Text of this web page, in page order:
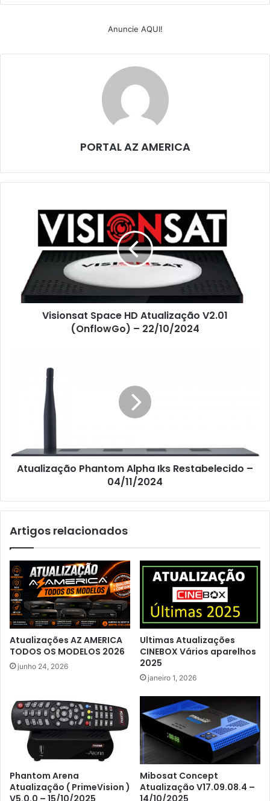
Anuncie AQUI!
PORTAL AZ AMERICA
Visionsat Space HD Atualização V2.01
(OnflowGo) – 22/10/2024
Atualização Phantom Alpha Iks Restabelecido –
04/11/2024
Artigos relacionados
Atualizações AZ AMERICA
TODOS OS MODELOS 2026
junho 24, 2026
Ultimas Atualizações
CINEBOX Vários aparelhos
2025
janeiro 1, 2026
Phantom Arena
Atualização ( PrimeVision )
V5.0.0 – 15/10/2025
Mibosat Concept
Atualização V17.09.08.4 –